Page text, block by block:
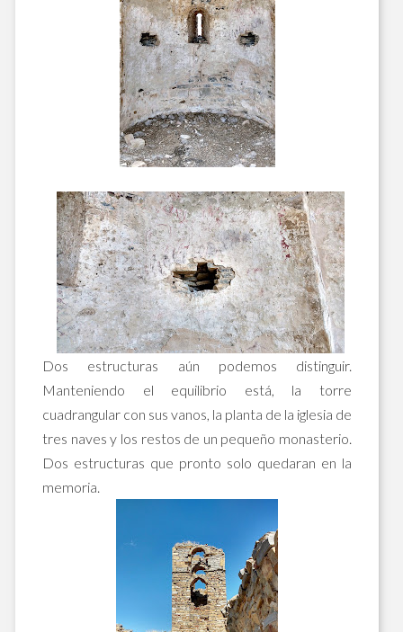
Dos estructuras aún podemos distinguir.
Manteniendo el equilibrio está, la torre
cuadrangular con sus vanos, la planta de la iglesia de
tres naves y los restos de un pequeño monasterio.
Dos estructuras que pronto solo quedaran en la
memoria.